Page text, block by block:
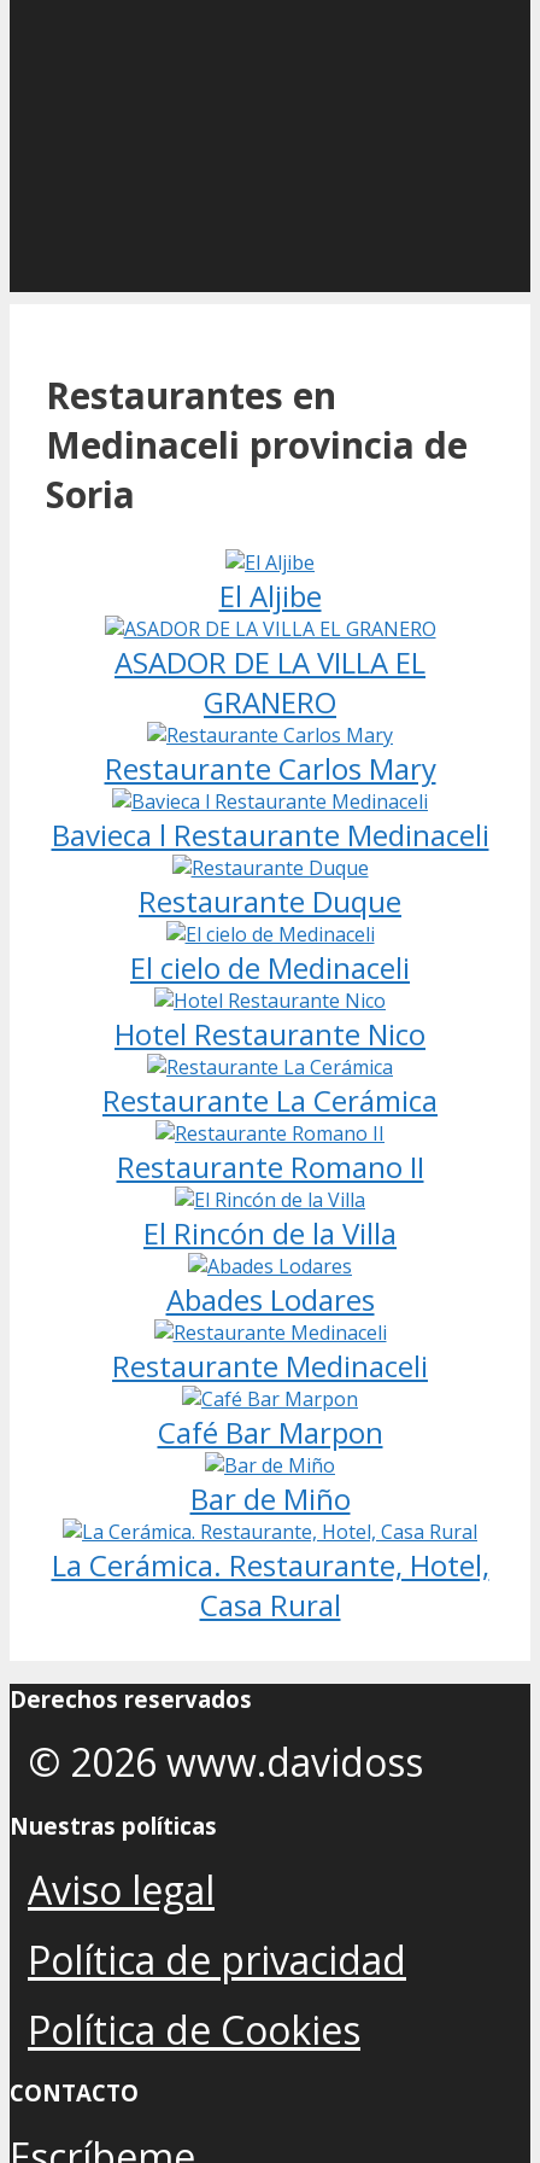
Restaurantes en
Medinaceli provincia de
Soria
El Aljibe
ASADOR DE LA VILLA EL
GRANERO
Restaurante Carlos Mary
Bavieca l Restaurante Medinaceli
Restaurante Duque
El cielo de Medinaceli
Hotel Restaurante Nico
Restaurante La Cerámica
Restaurante Romano II
El Rincón de la Villa
Abades Lodares
Restaurante Medinaceli
Café Bar Marpon
Bar de Miño
La Cerámica. Restaurante, Hotel,
Casa Rural
Derechos reservados
© 2026 www.davidoss
Nuestras políticas
Aviso legal
Política de privacidad
Política de Cookies
CONTACTO